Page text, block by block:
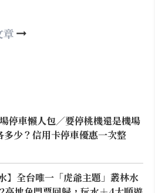
章
停車懶人包／要停桃機還是機場
多少？信用卡停車優惠一次整
】全台唯一「虎爺主題」叢林水